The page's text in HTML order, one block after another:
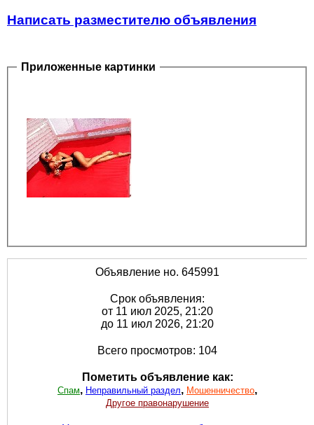
Написать разместителю объявления
Приложенные картинки
Объявление но. 645991
Срок объявления:
от 11 июл 2025, 21:20
до 11 июл 2026, 21:20
Всего просмотров: 104
Пометить объявление как:
Спам, Неправильный раздел, Мошенничество,
Другое правонарушение